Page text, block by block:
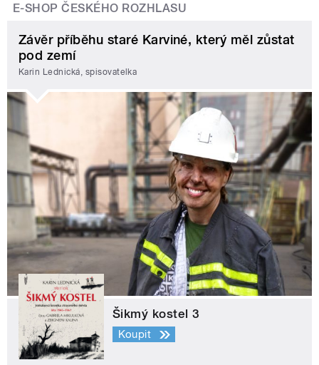
E-SHOP ČESKÉHO ROZHLASU
Závěr příběhu staré Karviné, který měl zůstat
pod zemí
Karin Lednická, spisovatelka
Šikmý kostel 3
Koupit